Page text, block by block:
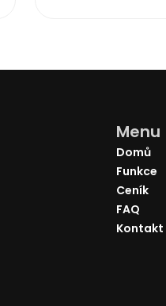
Menu
Domů
Funkce
Ceník
FAQ
Kontakt